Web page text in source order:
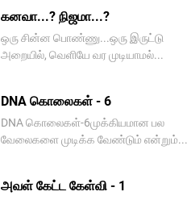
கனவா...? நிஜமா...?
ஒரு சின்ன பொண்ணு...ஒரு இருட்டு
அறையில், வெளியே வர முடியாமல்...
DNA கொலைகள் - 6
DNA கொலைகள்-6முக்கியமான பல
வேலைகளை முடிக்க வேண்டும் என்றும்...
அவள் கேட்ட கேள்வி - 1